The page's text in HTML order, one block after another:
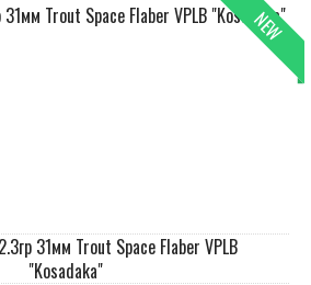
NEW
31мм Trout Space Flaber VPLB
"Kosadaka"